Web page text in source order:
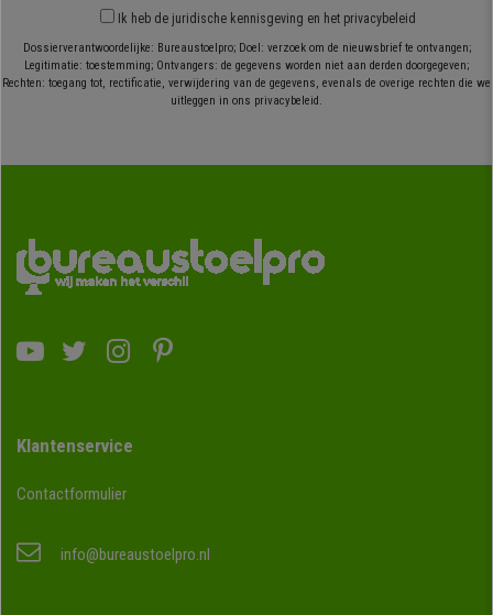
Ik heb de juridische kennisgeving en het privacybeleid
Dossierverantwoordelijke: Bureaustoelpro; Doel: verzoek om de nieuwsbrief te ontvangen;
Legitimatie: toestemming; Ontvangers: de gegevens worden niet aan derden doorgegeven;
Rechten: toegang tot, rectificatie, verwijdering van de gegevens, evenals de overige rechten die we
uitleggen in ons privacybeleid.
Klantenservice
Contactformulier
info@bureaustoelpro.nl